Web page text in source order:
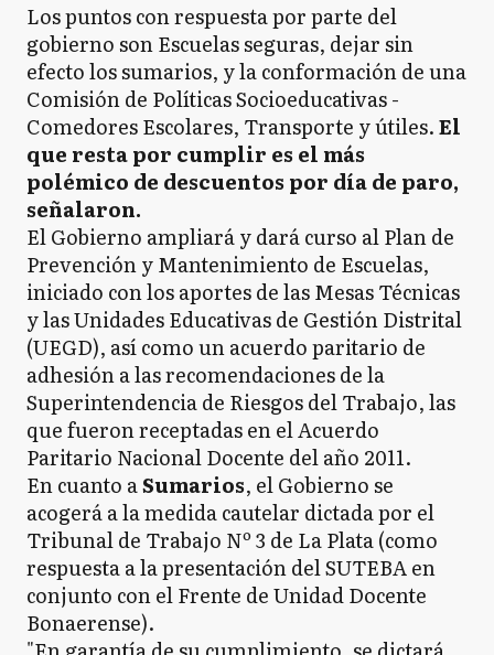
Los puntos con respuesta por parte del
gobierno son Escuelas seguras, dejar sin
efecto los sumarios, y la conformación de una
Comisión de Políticas Socioeducativas -
Comedores Escolares, Transporte y útiles.El
que resta por cumplir es el más
polémico de descuentos por día de paro,
señalaron.
El Gobierno ampliará y dará curso al Plan de
Prevención y Mantenimiento de Escuelas,
iniciado con los aportes de las Mesas Técnicas
y las Unidades Educativas de Gestión Distrital
(UEGD), así como un acuerdo paritario de
adhesión a las recomendaciones de la
Superintendencia de Riesgos del Trabajo, las
que fueron receptadas en el Acuerdo
Paritario Nacional Docente del año 2011.
En cuanto aSumarios, el Gobierno se
acogerá a la medida cautelar dictada por el
Tribunal de Trabajo Nº 3 de La Plata (como
respuesta a la presentación del SUTEBA en
conjunto con el Frente de Unidad Docente
Bonaerense).